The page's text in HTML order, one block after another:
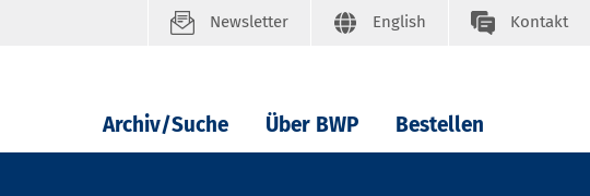
Newsletter English Kontakt
Archiv/Suche Über BWP Bestellen